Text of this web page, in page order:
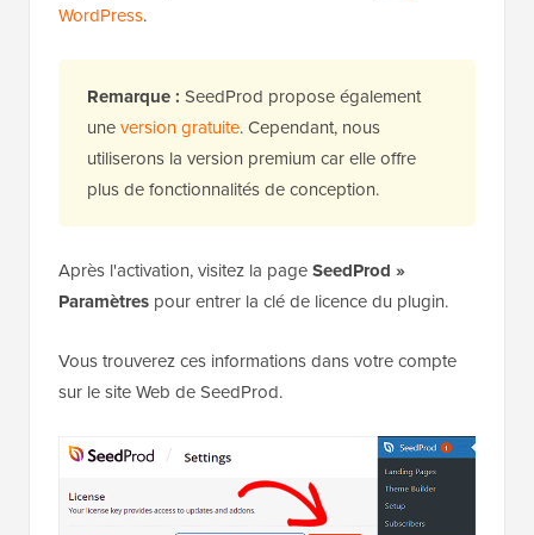
WordPress.
Remarque : SeedProd propose également
uneversion gratuite. Cependant, nous
utiliserons la version premium car elle offre
plus de fonctionnalités de conception.
Après l'activation, visitez la pageSeedProd »
Paramètres pour entrer la clé de licence du plugin.
Vous trouverez ces informations dans votre compte
sur le site Web de SeedProd.